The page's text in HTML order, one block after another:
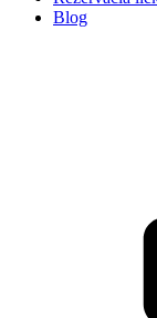
Blog